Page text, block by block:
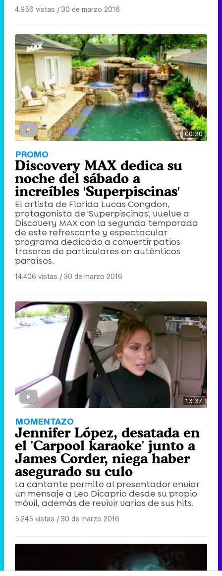
4.956 vistas |30 de marzo 2016
00:30
PROMO
Discovery MAX dedica su
noche del sábado a
increíbles 'Superpiscinas'
El artista de Florida Lucas Congdon,
protagonista de 'Superpiscinas', vuelve a
Discovery MAX con la segunda temporada
de este refrescante y espectacular
programa dedicado a convertir patios
traseros de particulares en auténticos
paraísos.
14.406 vistas |30 de marzo 2016
13:37
MOMENTAZO
Jennifer López, desatada en
el 'Carpool karaoke' junto a
James Corder, niega haber
asegurado su culo
La cantante permite al presentador enviar
un mensaje a Leo Dicaprio desde su propio
móvil, además de revivir varios de sus hits.
5.245 vistas |30 de marzo 2016